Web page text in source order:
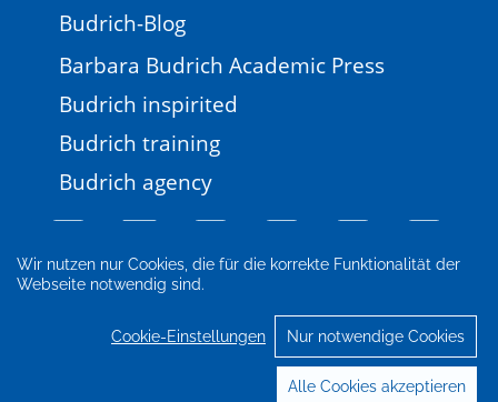
Wir nutzen nur Cookies, die für die korrekte Funktionalität der
Webseite notwendig sind.
Cookie-Einstellungen Nur notwendige Cookies
Alle Cookies akzeptieren
Budrich-Blog
Barbara Budrich Academic Press
Budrich inspirited
Budrich training
Budrich agency
Impressum
Datenschutz
Cookie-Einstellungen
© 2026 Verlag Barbara Budrich